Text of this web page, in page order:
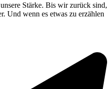
Stärke. Bis wir zurück sind,
Und wenn es etwas zu erzählen